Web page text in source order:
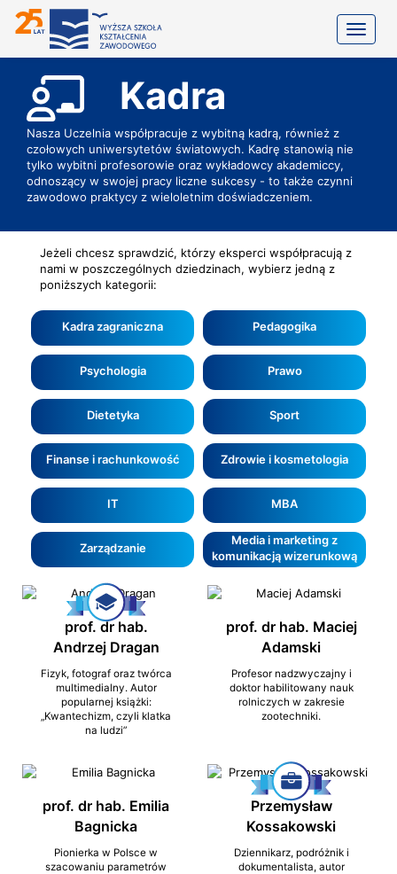
Kadra
Nasza Uczelnia współpracuje z wybitną kadrą, również z
czołowych uniwersytetów światowych. Kadrę stanowią nie
tylko wybitni profesorowie oraz wykładowcy akademiccy,
odnoszący w swojej pracy liczne sukcesy - to także czynni
zawodowo praktycy z wieloletnim doświadczeniem.
Jeżeli chcesz sprawdzić, którzy eksperci współpracują z
nami w poszczególnych dziedzinach, wybierz jedną z
poniższych kategorii:
Kadra zagraniczna Pedagogika
Psychologia Prawo
Dietetyka Sport
Finanse i rachunkowość Zdrowie i kosmetologia
IT MBA
Zarządzanie
Media i marketing z
komunikacją wizerunkową
prof. dr hab.
Andrzej Dragan
Fizyk, fotograf oraz twórca
multimedialny. Autor
popularnej książki:
„Kwantechizm, czyli klatka
na ludzi”
prof. dr hab. Maciej
Adamski
Profesor nadzwyczajny i
doktor habilitowany nauk
rolniczych w zakresie
zootechniki.
prof. dr hab. Emilia
Bagnicka
Pionierka w Polsce w
szacowaniu parametrów
Przemysław
Kossakowski
Dziennikarz, podróżnik i
dokumentalista, autor